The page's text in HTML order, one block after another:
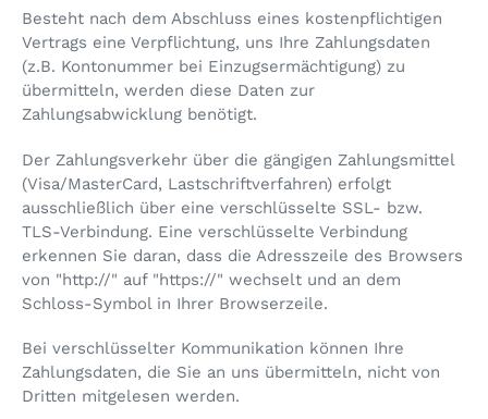
Besteht nach dem Abschluss eines kostenpflichtigen
Vertrags eine Verpflichtung, uns Ihre Zahlungsdaten
(z.B. Kontonummer bei Einzugsermächtigung) zu
übermitteln, werden diese Daten zur
Zahlungsabwicklung benötigt.
Der Zahlungsverkehr über die gängigen Zahlungsmittel
(Visa/MasterCard, Lastschriftverfahren) erfolgt
ausschließlich über eine verschlüsselte SSL- bzw.
TLS-Verbindung. Eine verschlüsselte Verbindung
erkennen Sie daran, dass die Adresszeile des Browsers
von "http://" auf "https://" wechselt und an dem
Schloss-Symbol in Ihrer Browserzeile.
Bei verschlüsselter Kommunikation können Ihre
Zahlungsdaten, die Sie an uns übermitteln, nicht von
Dritten mitgelesen werden.